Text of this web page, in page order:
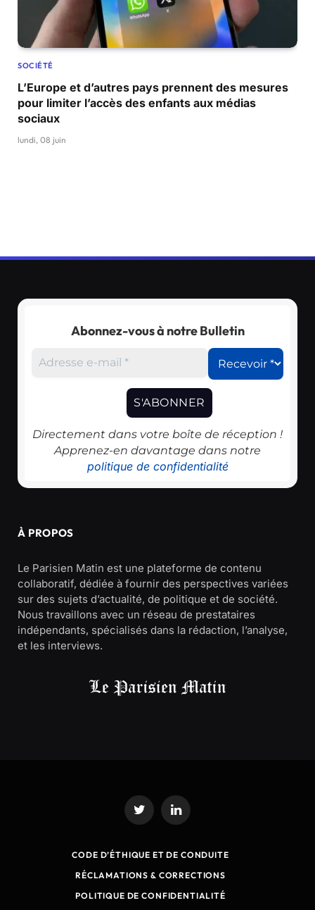
SOCIÉTÉ
L’Europe et d’autres pays prennent des mesures
pour limiter l’accès des enfants aux médias
sociaux
lundi, 08 juin
Abonnez-vous à notre Bulletin
Directement dans votre boîte de réception !
Apprenez-en davantage dans notre
politique de confidentialité
À PROPOS
Le Parisien Matin est une plateforme de contenu
collaboratif, dédiée à fournir des perspectives variées
sur des sujets d’actualité, de politique et de société.
Nous travaillons avec un réseau de prestataires
indépendants, spécialisés dans la rédaction, l’analyse,
et les interviews.
Twitter LinkedIn
CODE D’ÉTHIQUE ET DE CONDUITE
RÉCLAMATIONS & CORRECTIONS
POLITIQUE DE CONFIDENTIALITÉ